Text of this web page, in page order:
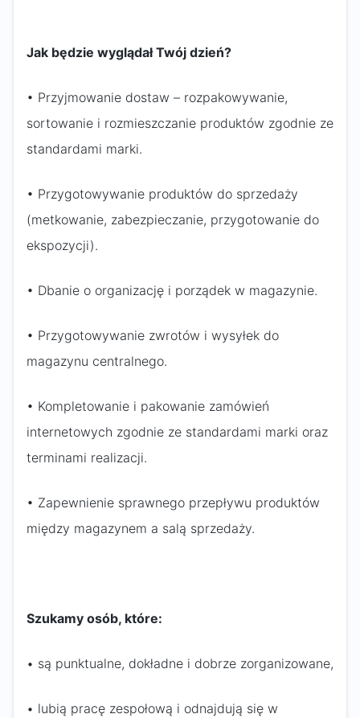
Jak będzie wyglądał Twój dzień?
• Przyjmowanie dostaw – rozpakowywanie,
sortowanie i rozmieszczanie produktów zgodnie ze
standardami marki.
• Przygotowywanie produktów do sprzedaży
(metkowanie, zabezpieczanie, przygotowanie do
ekspozycji).
• Dbanie o organizację i porządek w magazynie.
• Przygotowywanie zwrotów i wysyłek do
magazynu centralnego.
• Kompletowanie i pakowanie zamówień
internetowych zgodnie ze standardami marki oraz
terminami realizacji.
• Zapewnienie sprawnego przepływu produktów
między magazynem a salą sprzedaży.
Szukamy osób, które:
• są punktualne, dokładne i dobrze zorganizowane,
• lubią pracę zespołową i odnajdują się w